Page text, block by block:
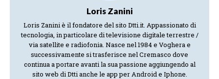
Loris Zanini
Loris Zanini è il fondatore del sito Dtti.it. Appassionato di
tecnologia, in particolare di televisione digitale terrestre /
via satellite e radiofonia. Nasce nel 1984 e Voghera e
successivamente si trasferisce nel Cremasco dove
continua a portare avanti la sua passione aggiungendo al
sito web di Dtti anche le app per Android e Iphone.